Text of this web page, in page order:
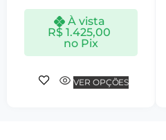
À vista
R$ 1.425,00
no Pix
VER OPÇÕES